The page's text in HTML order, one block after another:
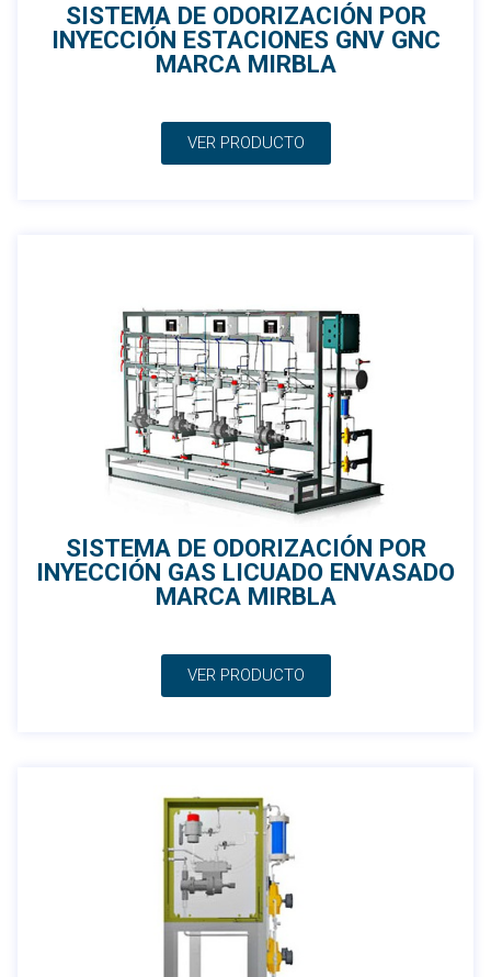
SISTEMA DE ODORIZACIÓN POR
INYECCIÓN ESTACIONES GNV GNC
MARCA MIRBLA
VER PRODUCTO
SISTEMA DE ODORIZACIÓN POR
INYECCIÓN GAS LICUADO ENVASADO
MARCA MIRBLA
VER PRODUCTO